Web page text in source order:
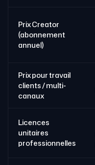
Prix Creator
(abonnement
annuel)
Prix pour travail
clients / multi-
canaux
Licences
unitaires
professionnelles